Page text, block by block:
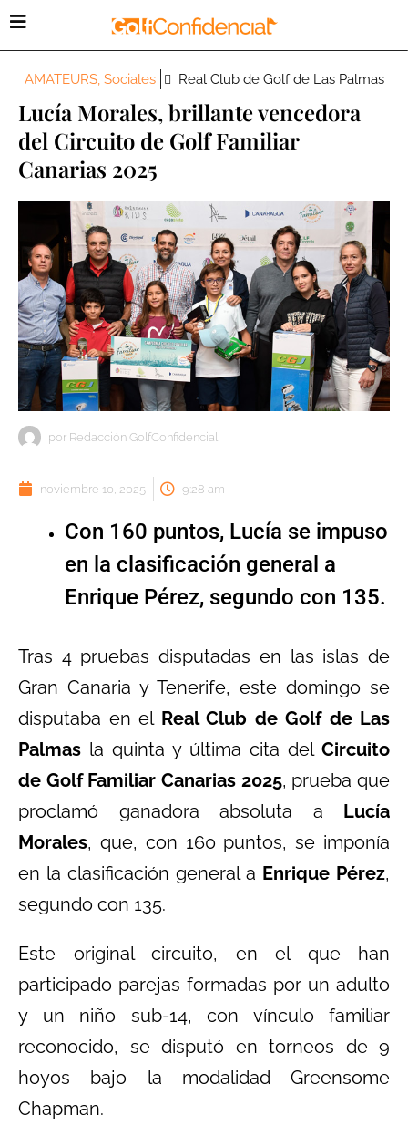
AMATEURS, Sociales Real Club de Golf de Las Palmas
Lucía Morales, brillante vencedora
del Circuito de Golf Familiar
Canarias 2025
por Redacción GolfConfidencial
noviembre 10, 2025 9:28 am
Con 160 puntos, Lucía se impuso
en la clasificación general a
Enrique Pérez, segundo con 135.
Tras 4 pruebas disputadas en las islas de
Gran Canaria y Tenerife, este domingo se
disputaba en el Real Club de Golf de Las
Palmas la quinta y última cita del Circuito
de Golf Familiar Canarias 2025, prueba que
proclamó ganadora absoluta a Lucía
Morales, que, con 160 puntos, se imponía
en la clasificación general a Enrique Pérez,
segundo con 135.
Este original circuito, en el que han
participado parejas formadas por un adulto
y un niño sub-14, con vínculo familiar
reconocido, se disputó en torneos de 9
hoyos bajo la modalidad Greensome
Chapman.